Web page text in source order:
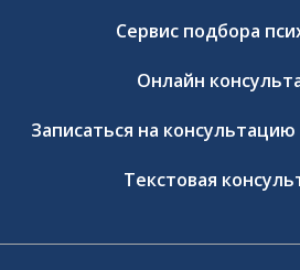
Сервис подбора
Онлайн
Записаться на
Текстовая